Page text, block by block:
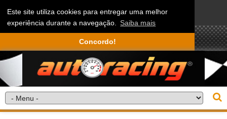
Este site utiliza cookies para entregar uma melhor
experiência durante a navegação. Saiba mais
Concordo!